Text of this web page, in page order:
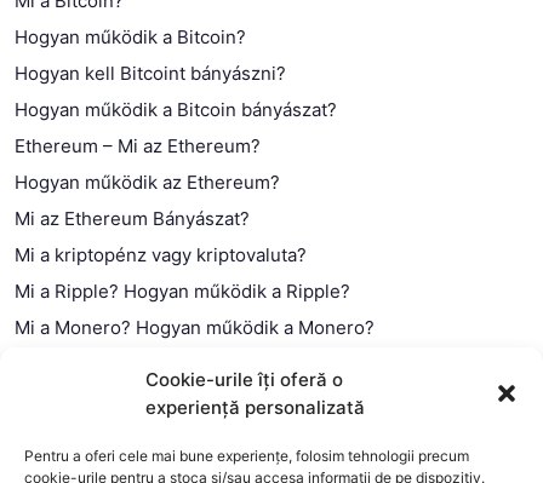
Cookie-urile îți oferă o
experiență personalizată
Pentru a oferi cele mai bune experiențe, folosim tehnologii precum
cookie-urile pentru a stoca și/sau accesa informații de pe dispozitiv.
Hogyan működik a Bitcoin?
Hogyan kell Bitcoint bányászni?
Hogyan működik a Bitcoin bányászat?
Ethereum – Mi az Ethereum?
Hogyan működik az Ethereum?
Mi az Ethereum Bányászat?
Mi a kriptopénz vagy kriptovaluta?
Mi a Ripple? Hogyan működik a Ripple?
Mi a Monero? Hogyan működik a Monero?
Mi a blokklánc (technológia)?